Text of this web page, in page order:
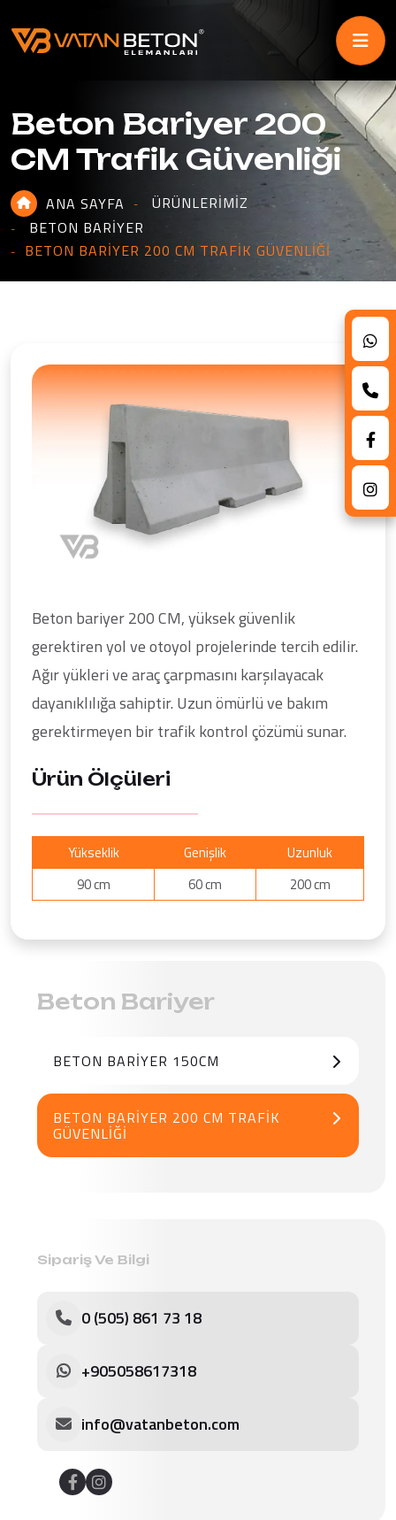
Beton Bariyer 200
CM Trafik Güvenliği
ANA SAYFA
ÜRÜNLERIMIZ
BETON BARIYER
BETON BARIYER 200 CM TRAFIK GÜVENLIĞI
Beton bariyer 200 CM, yüksek güvenlik
gerektiren yol ve otoyol projelerinde tercih edilir.
Ağır yükleri ve araç çarpmasını karşılayacak
dayanıklılığa sahiptir. Uzun ömürlü ve bakım
gerektirmeyen bir trafik kontrol çözümü sunar.
Ürün Ölçüleri
Yükseklik Genişlik
Uzunluk
90 cm
60 cm 200 cm
Beton Bariyer
BETON BARIYER 150CM
BETON BARIYER 200 CM TRAFIK
GÜVENLIĞI
Sipariş Ve Bilgi
0 (505) 861 73 18
+905058617318
info@vatanbeton.com